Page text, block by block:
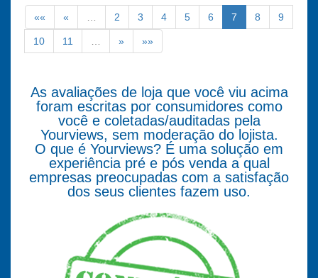
«« « 2 3 4 5 6 7 8 9
10 11 » »»
As avaliações de loja que você viu acima
foram escritas por consumidores como
você e coletadas/auditadas pela
Yourviews, sem moderação do lojista.
O que é Yourviews? É uma solução em
experiência pré e pós venda a qual
empresas preocupadas com a satisfação
dos seus clientes fazem uso.